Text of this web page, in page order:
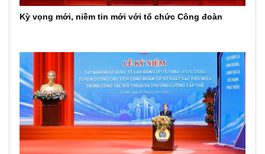
Kỳ vọng mới, niềm tin mới với tổ chức Công đoàn